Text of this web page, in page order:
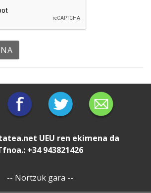
UEU ren ekimena da
+34 943821426
-- Nortzuk gara --